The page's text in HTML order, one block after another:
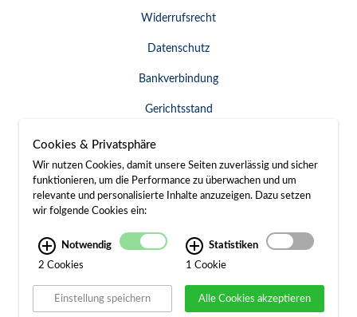
Widerrufsrecht
Datenschutz
Bankverbindung
Gerichtsstand
Widerruf erklären
SERVICE & KONTAKT
Besuch / Anfahrt
Kontakt
Cookies & Privatsphäre
Wir nutzen Cookies, damit unsere Seiten zuverlässig und sicher
funktionieren, um die Performance zu überwachen und um
relevante und personalisierte Inhalte anzuzeigen. Dazu setzen
wir folgende Cookies ein:
Notwendig
2 Cookies
Statistiken
1 Cookie
Einstellung speichern Alle Cookies akzeptieren